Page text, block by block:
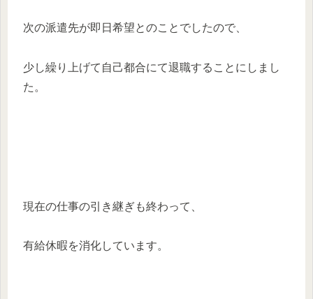
次の派遣先が即日希望とのことでしたので、
少し繰り上げて自己都合にて退職することにしまし
た。
現在の仕事の引き継ぎも終わって、
有給休暇を消化しています。